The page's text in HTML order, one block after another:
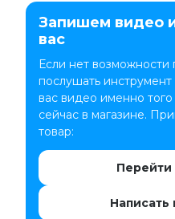
Запишем видео
вас
Если нет возможности
послушать
вас видео именно
сейчас в магазине.
товар:
Перейти
Написать